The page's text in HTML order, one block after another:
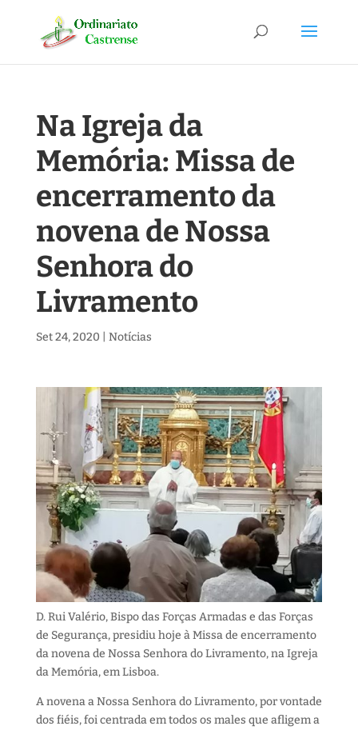
Na Igreja da
Memória: Missa de
encerramento da
novena de Nossa
Senhora do
Livramento
Set 24, 2020 Notícias
D. Rui Valério, Bispo das Forças Armadas e das Forças
de Segurança, presidiu hoje à Missa de encerramento
da novena de Nossa Senhora do Livramento, na Igreja
da Memória, em Lisboa.
A novena a Nossa Senhora do Livramento, por vontade
dos fiéis, foi centrada em todos os males que afligem a